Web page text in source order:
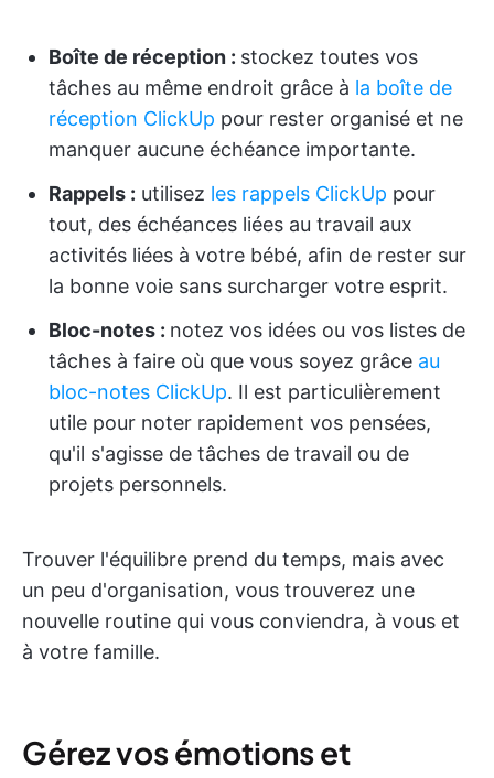
Boîte de réception : stockez toutes vos
tâches au même endroit grâce à la boîte de
réception ClickUp pour rester organisé et ne
manquer aucune échéance importante.
Rappels : utilisez les rappels ClickUp pour
tout, des échéances liées au travail aux
activités liées à votre bébé, afin de rester sur
la bonne voie sans surcharger votre esprit.
Bloc-notes : notez vos idées ou vos listes de
tâches à faire où que vous soyez grâce au
bloc-notes ClickUp. Il est particulièrement
utile pour noter rapidement vos pensées,
qu'il s'agisse de tâches de travail ou de
projets personnels.
Trouver l'équilibre prend du temps, mais avec
un peu d'organisation, vous trouverez une
nouvelle routine qui vous conviendra, à vous et
à votre famille.
Gérez vos émotions et